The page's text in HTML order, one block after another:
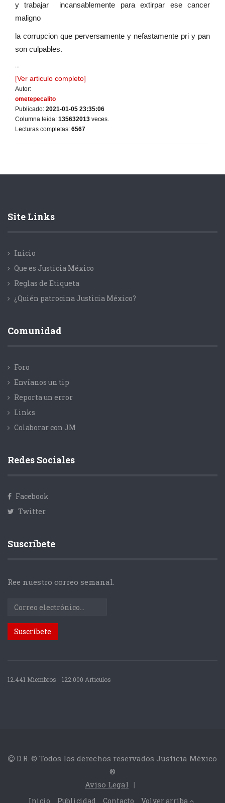
y trabajar incansablemente para extirpar ese cancer
maligno
la corrupcion que perversamente y nefastamente pri y pan
son culpables.
...
[Ver articulo completo]
Autor:
ometepecalito
Publicado: 2021-01-05 23:35:06
Columna leida: 135632013 veces.
Lecturas completas: 6567
Site Links
Inicio
Que es Justicia México
Reglas de Etiqueta
¿Quién patrocina Justicia México?
Comunidad
Foro
Envíanos un tip
Reporta un error
Links
Colaborar con JM
Redes Sociales
Facebook
Twitter
Suscríbete
Ree nuestro correo semanal.
12.441 Miembros 122.000 Articulos
D.R. © Todos los derechos reservados Justicia México
®
Aviso Legal |
Inicio Publicidad Contacto Volver arriba